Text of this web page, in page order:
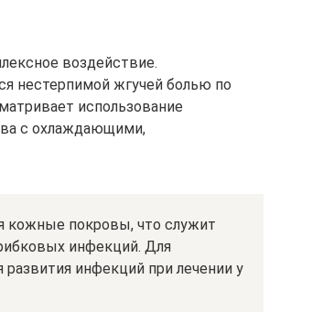
воздействие.
нестерпимой жгучей болью по
использование
с охлаждающими,
покровы, что служит
инфекций. Для
инфекций при лечении у